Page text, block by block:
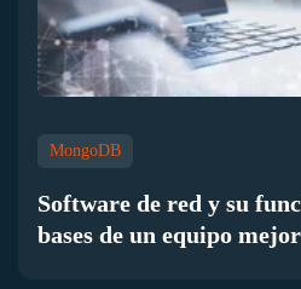
MongoDB
Software de red y su
bases de un equipo mejor